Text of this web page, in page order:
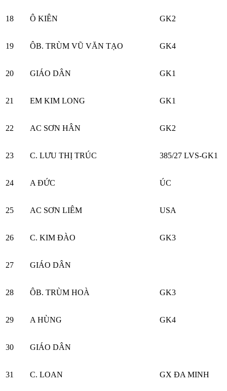
18 Ô KIÊN GK2
19 ÔB. TRÙM VŨ VĂN TẠO GK4
20 GIÁO DÂN GK1
21 EM KIM LONG GK1
22 AC SƠN HÂN GK2
23 C. LƯU THỊ TRÚC 385/27 LVS-GK1
24 A ĐỨC ÚC
25 AC SƠN LIÊM USA
26 C. KIM ĐÀO GK3
27 GIÁO DÂN
28 ÔB. TRÙM HOÀ GK3
29 A HÙNG GK4
30 GIÁO DÂN
31 C. LOAN GX ĐA MINH